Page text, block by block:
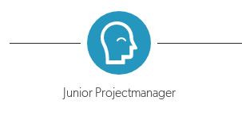
Junior Projectmanager